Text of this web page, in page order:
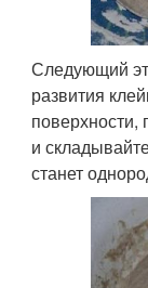
Следующий
развития
поверхности,
и
станет